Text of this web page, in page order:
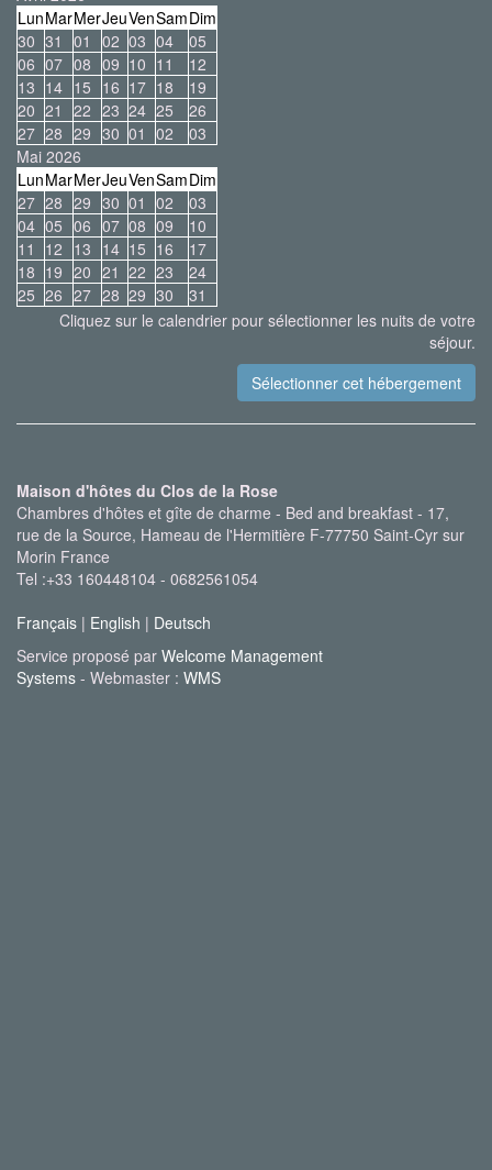
LunMarMerJeuVenSamDim
30 31 01 02 03 04
05
06 07 08 09 10 11
12
13 14 15 16 17 18
19
20 21 22 23 24 25
26
27 28 29 30 01 02
03
Mai 2026
LunMarMerJeuVenSamDim
27 28 29 30 01 02
03
04 05 06 07 08 09
10
11
12 13 14 15 16
17
18 19 20 21 22 23
24
25 26 27 28 29 30
31
Cliquez sur le calendrier pour sélectionner les nuits de votre
séjour.
Maison d'hôtes du Clos de la Rose
Chambres d'hôtes et gîte de charme - Bed and breakfast - 17,
rue de la Source, Hameau de l'Hermitière F-77750 Saint-Cyr sur
Morin France
Tel :+33 160448104 - 0682561054
Français | English | Deutsch
Service proposé par Welcome Management
Systems - Webmaster : WMS